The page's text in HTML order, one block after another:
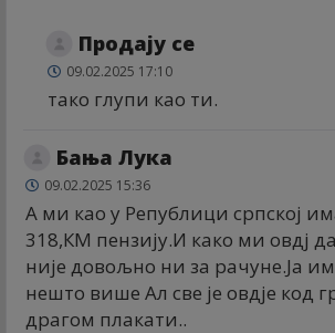
Продају се
09.02.2025 17:10
тако глупи као ти.
Бања Лука
09.02.2025 15:36
А ми као у Републици српској
318,КМ пензију.И како ми овдј
није довољно ни за рачуне.Ја
нешто више Ал све је овдје код
драгом плакати..